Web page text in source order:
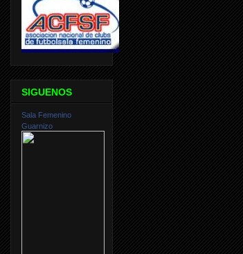
SIGUENOS
Sala Femenino
Guarnizo